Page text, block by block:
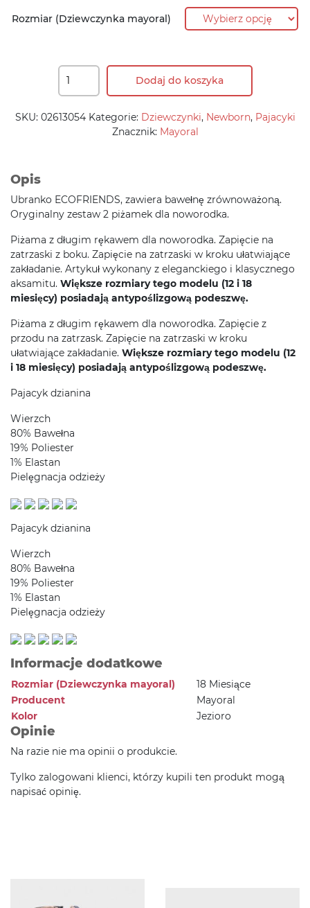
Rozmiar (Dziewczynka mayoral)
Dodaj do koszyka
SKU: 02613054 Kategorie: Dziewczynki, Newborn, Pajacyki
Znacznik: Mayoral
Opis
Ubranko ECOFRIENDS, zawiera bawełnę zrównoważoną.
Oryginalny zestaw 2 piżamek dla noworodka.
Piżama z długim rękawem dla noworodka. Zapięcie na
zatrzaski z boku. Zapięcie na zatrzaski w kroku ułatwiające
zakładanie. Artykuł wykonany z eleganckiego i klasycznego
aksamitu. Większe rozmiary tego modelu (12 i 18
miesięcy) posiadają antypoślizgową podeszwę.
Piżama z długim rękawem dla noworodka. Zapięcie z
przodu na zatrzask. Zapięcie na zatrzaski w kroku
ułatwiające zakładanie. Większe rozmiary tego modelu (12
i 18 miesięcy) posiadają antypoślizgową podeszwę.
Pajacyk dzianina
Wierzch
80% Bawełna
19% Poliester
1% Elastan
Pielęgnacja odzieży
Pajacyk dzianina
Wierzch
80% Bawełna
19% Poliester
1% Elastan
Pielęgnacja odzieży
Informacje dodatkowe
Rozmiar (Dziewczynka mayoral)
18 Miesiące
Producent
Mayoral
Kolor
Jezioro
Opinie
Na razie nie ma opinii o produkcie.
Tylko zalogowani klienci, którzy kupili ten produkt mogą
napisać opinię.